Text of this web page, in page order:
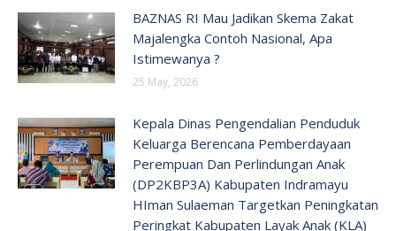
BAZNAS RI Mau Jadikan Skema Zakat
Majalengka Contoh Nasional, Apa
Istimewanya ?
25 May, 2026
Kepala Dinas Pengendalian Penduduk
Keluarga Berencana Pemberdayaan
Perempuan Dan Perlindungan Anak
(DP2KBP3A) Kabupaten Indramayu
HIman Sulaeman Targetkan Peningkatan
Peringkat Kabupaten Layak Anak (KLA)